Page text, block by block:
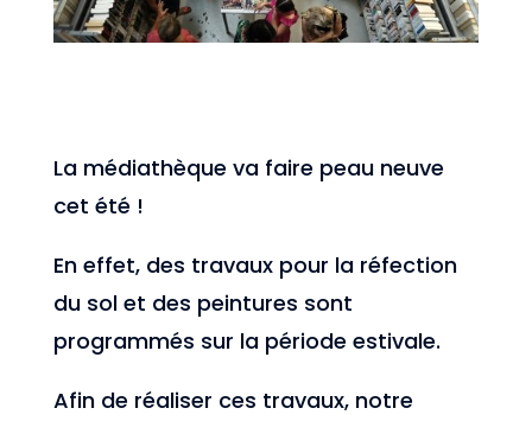
La médiathèque va faire peau neuve
cet été !
En effet, des travaux pour la réfection
du sol et des peintures sont
programmés sur la période estivale.
Afin de réaliser ces travaux, notre